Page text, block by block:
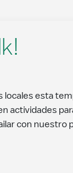
locales esta
actividades
con nuestro